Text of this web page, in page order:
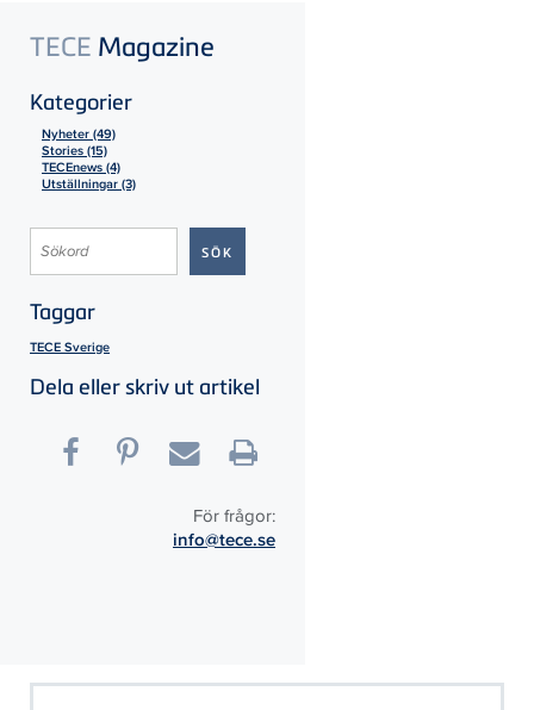
TECE Magazine
Kategorier
Nyheter (49)
Stories (15)
TECEnews (4)
Utställningar (3)
Taggar
TECE Sverige
Dela eller skriv ut artikel
För frågor:
info@tece.se